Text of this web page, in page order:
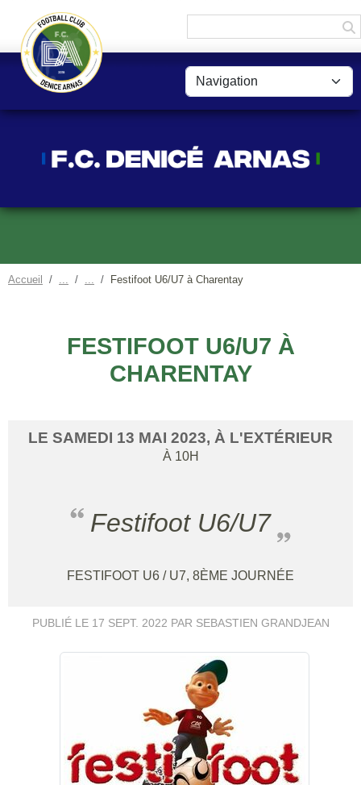
Accueil Festifoot U6/U7 à Charentay
FESTIFOOT U6/U7 À
CHARENTAY
LE SAMEDI 13 MAI 2023, À L'EXTÉRIEUR
À 10H
Festifoot U6/U7
FESTIFOOT U6 / U7, 8ÈME JOURNÉE
PUBLIÉ LE 17 SEPT. 2022 PAR SEBASTIEN GRANDJEAN
Panneau de gestion des cookies